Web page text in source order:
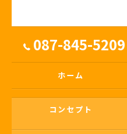
087-845-5209
ホーム
コンセプト